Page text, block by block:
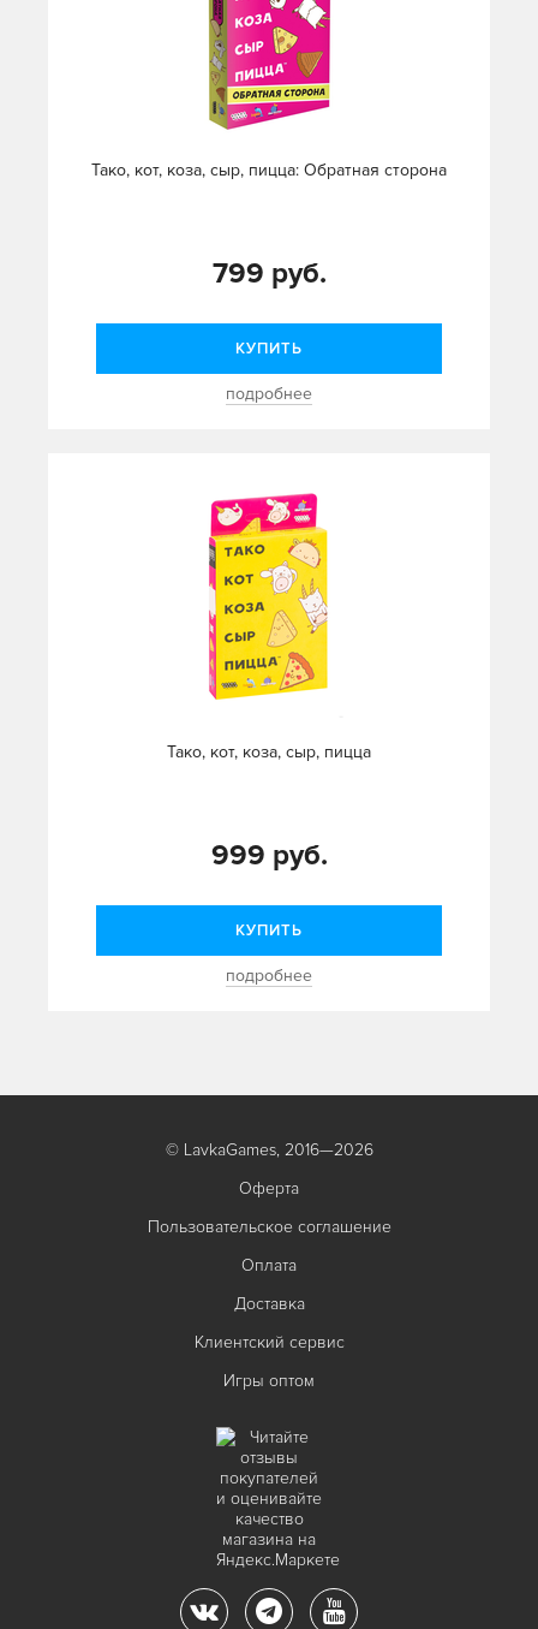
Тако, кот, коза, сыр, пицца: Обратная сторона
799 руб.
КУПИТЬ
подробнее
Тако, кот, коза, сыр, пицца
999 руб.
КУПИТЬ
подробнее
© LavkaGames, 2016—2026
Оферта
Пользовательское соглашение
Оплата
Доставка
Клиентский сервис
Игры оптом